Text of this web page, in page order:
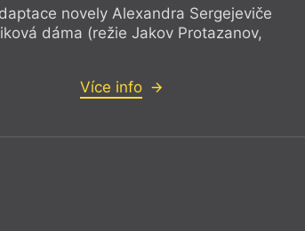
novely Alexandra Sergejeviče
dáma (režie Jakov Protazanov,
Více info